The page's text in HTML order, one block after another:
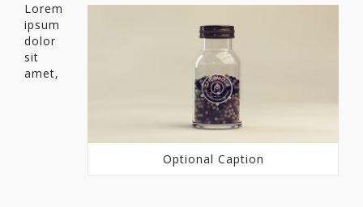
Optional Caption
Lorem
ipsum
dolor
sit
amet,